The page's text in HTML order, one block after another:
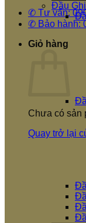
✆ Tư vấn:
✆ Bảo hành:
Giỏ hàng
Chưa có sản
Quay trở lại
Đầu